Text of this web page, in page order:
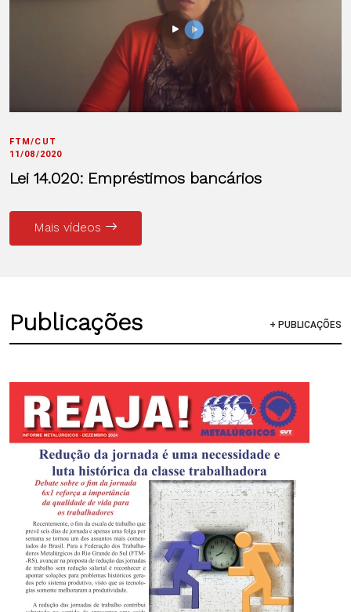
FTM/CUT
11/08/2020
Lei 14.020: Empréstimos bancários
Mais vídeos
Publicações + PUBLICAÇÕES